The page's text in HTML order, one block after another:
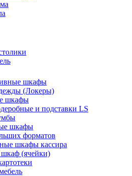
шкафы
(Локеры)
шкафы
и подставки LS
шкафы
форматов
шкафы кассира
(ячейки)